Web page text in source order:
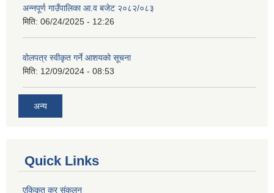
अन्नपूर्ण गाउँपालिका आ.व बजेट २०८२/०८३
मिति: 06/24/2025 - 12:26
वोलपत्र स्वीकृत गर्ने आशयको सूचना
मिति: 12/09/2024 - 08:53
अन्य
Quick Links
एकिकृत कर संकलन